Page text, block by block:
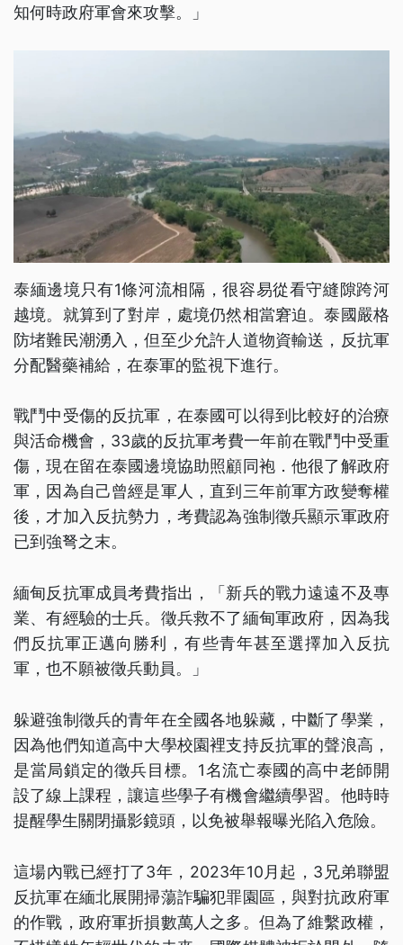
知何時政府軍會來攻擊。」
泰緬邊境只有1條河流相隔，很容易從看守縫隙跨河
越境。就算到了對岸，處境仍然相當窘迫。泰國嚴格
防堵難民潮湧入，但至少允許人道物資輸送，反抗軍
分配醫藥補給，在泰軍的監視下進行。
戰鬥中受傷的反抗軍，在泰國可以得到比較好的治療
與活命機會，33歲的反抗軍考費一年前在戰鬥中受重
傷，現在留在泰國邊境協助照顧同袍．他很了解政府
軍，因為自己曾經是軍人，直到三年前軍方政變奪權
後，才加入反抗勢力，考費認為強制徵兵顯示軍政府
已到強弩之末。
緬甸反抗軍成員考費指出，「新兵的戰力遠遠不及專
業、有經驗的士兵。徵兵救不了緬甸軍政府，因為我
們反抗軍正邁向勝利，有些青年甚至選擇加入反抗
軍，也不願被徵兵動員。」
躲避強制徵兵的青年在全國各地躲藏，中斷了學業，
因為他們知道高中大學校園裡支持反抗軍的聲浪高，
是當局鎖定的徵兵目標。1名流亡泰國的高中老師開
設了線上課程，讓這些學子有機會繼續學習。他時時
提醒學生關閉攝影鏡頭，以免被舉報曝光陷入危險。
這場內戰已經打了3年，2023年10月起，3兄弟聯盟
反抗軍在緬北展開掃蕩詐騙犯罪園區，與對抗政府軍
的作戰，政府軍折損數萬人之多。但為了維繫政權，